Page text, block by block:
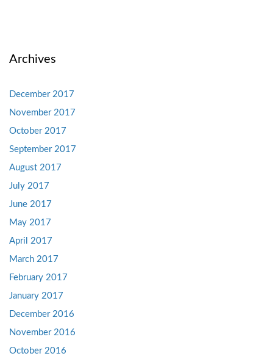
Archives
December 2017
November 2017
October 2017
September 2017
August 2017
July 2017
June 2017
May 2017
April 2017
March 2017
February 2017
January 2017
December 2016
November 2016
October 2016